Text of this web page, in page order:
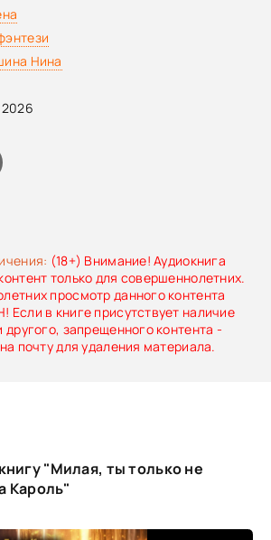
(18+) Внимание! Аудиокнига
только для совершеннолетних.
просмотр данного контента
в книге присутствует наличие
другого, запрещенного контента -
почту для удаления материала.
Нина
"Милая, ты только не
Кароль"